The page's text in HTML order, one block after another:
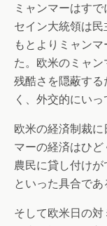
ミャンマーはす
セイン大統領は民
もとよりミャン
た。欧米のミャ
残酷さを隠蔽す
く、外交的にいっ
欧米の経済制裁
マーの経済はひ
農民に貸し付け
といった具合であ
そして欧米日の